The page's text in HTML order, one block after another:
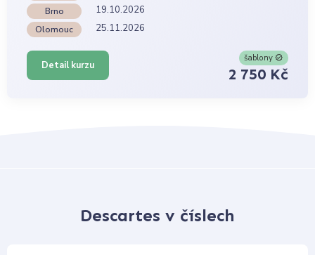
Brno 19.10.2026
Olomouc 25.11.2026
Detail kurzu
šablony
2 750 Kč
Descartes v číslech